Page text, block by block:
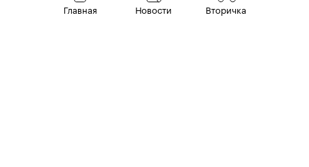
заключенные после 22 февраля 2022 года.
Главная Новости Вторичка